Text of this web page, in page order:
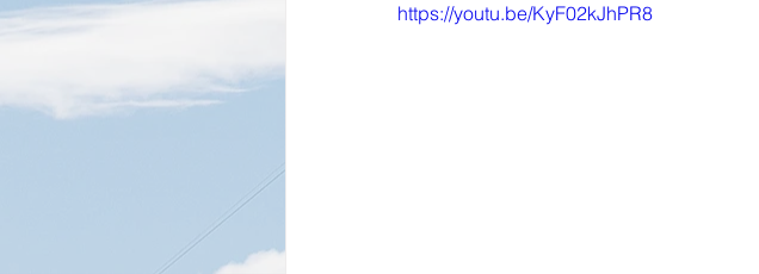
企業・組織 NEWS・社会文化・イベント等
https://youtu.be/KyF02kJhPR8